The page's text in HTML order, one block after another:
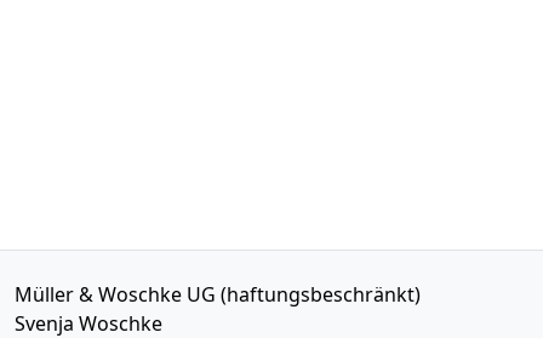
Müller & Woschke UG (haftungsbeschränkt)
Svenja Woschke